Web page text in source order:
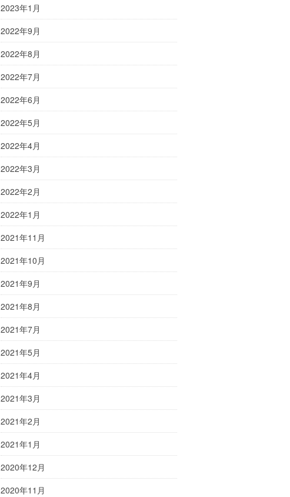
2023年1月
2022年9月
2022年8月
2022年7月
2022年6月
2022年5月
2022年4月
2022年3月
2022年2月
2022年1月
2021年11月
2021年10月
2021年9月
2021年8月
2021年7月
2021年5月
2021年4月
2021年3月
2021年2月
2021年1月
2020年12月
2020年11月